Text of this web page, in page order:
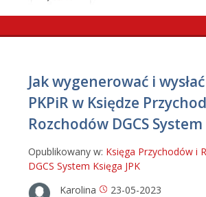
Jak wygenerować i
PKPiR w Księdze
Rozchodów DGCS System
Opublikowany w: Księga Przychodów i
DGCS System Księga JPK
Karolina
23-05-2023